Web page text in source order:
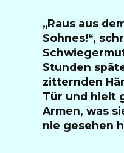
„Raus aus
Sohnes!“,
Stunden
zitternden
Tür und hielt
Armen, was
nie gesehen